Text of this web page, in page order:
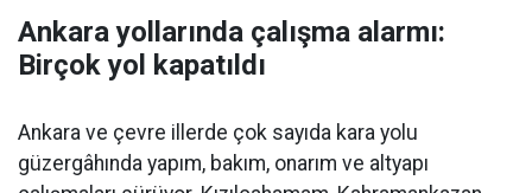
Ankara yollarında çalışma alarmı:
Birçok yol kapatıldı
Ankara ve çevre illerde çok sayıda kara yolu
güzergâhında yapım, bakım, onarım ve altyapı